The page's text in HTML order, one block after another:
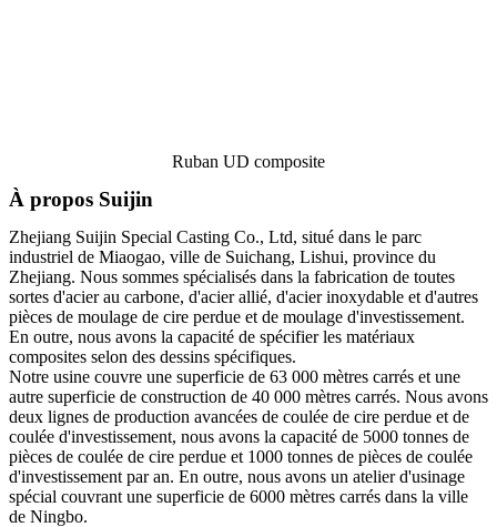
Ruban UD composite
À propos Suijin
Zhejiang Suijin Special Casting Co., Ltd, situé dans le parc
industriel de Miaogao, ville de Suichang, Lishui, province du
Zhejiang. Nous sommes spécialisés dans la fabrication de toutes
sortes d'acier au carbone, d'acier allié, d'acier inoxydable et d'autres
pièces de moulage de cire perdue et de moulage d'investissement.
En outre, nous avons la capacité de spécifier les matériaux
composites selon des dessins spécifiques.
Notre usine couvre une superficie de 63 000 mètres carrés et une
autre superficie de construction de 40 000 mètres carrés. Nous avons
deux lignes de production avancées de coulée de cire perdue et de
coulée d'investissement, nous avons la capacité de 5000 tonnes de
pièces de coulée de cire perdue et 1000 tonnes de pièces de coulée
d'investissement par an. En outre, nous avons un atelier d'usinage
spécial couvrant une superficie de 6000 mètres carrés dans la ville
de Ningbo.